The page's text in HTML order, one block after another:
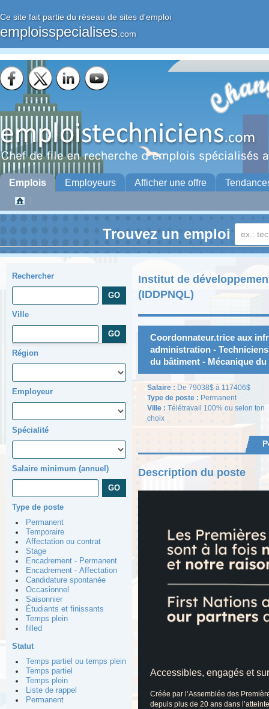
Ce site fait partie du réseau de sites d'emploi
emploisspecialises .com
Emplois Employeurs Afficher une offre
Trouvez un emploi
Rechercher
Ville
Région
Employeur
Spécialité
Salaire minimum (annuel)
Type de poste
Permanent
Temporaire
Affectation ou contrat
Stage
Encadrement - Permanent
Encadrement - Affectation
Candidature spontanée
Occasionnel
Saisonnier
Étudiants et finissants
Temps plein
filled
Statut
Temps partiel ou temps plein
Temps partiel
Temps plein
Liste de rappel
Permanent
Institut de
(IDDPNQL)
Coordonnateur.trice aux
administration -
du bâtiment - Mécanique
Salaire : De 79038$ à 117406$
Type de poste : Permanent
Ville : Télétravail 100% ou selon ton
choix
Description du poste
Accessibles, engagés et
Créée par l’Assemblée des
depuis plus de 20 ans dans